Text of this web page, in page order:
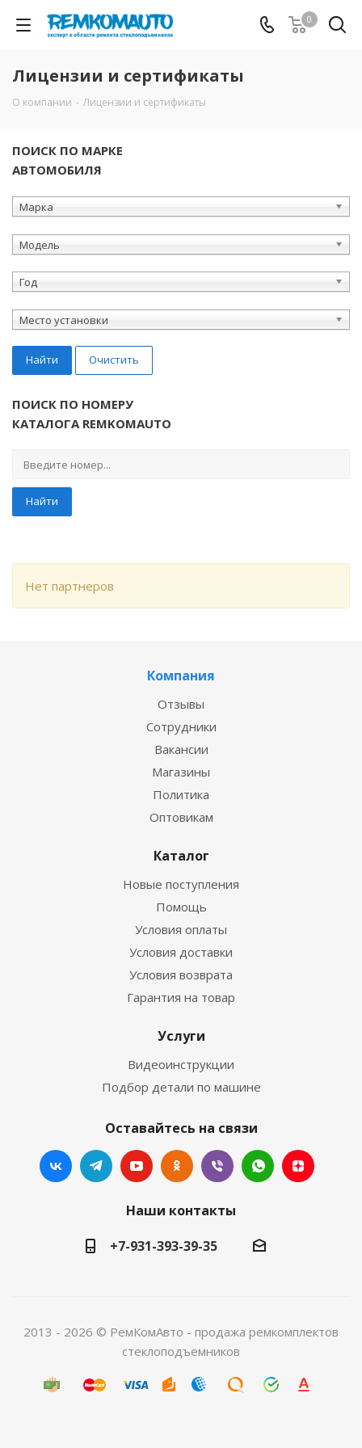
0
Лицензии и сертификаты
О компании - Лицензии и сертификаты
ПОИСК ПО МАРКЕ
АВТОМОБИЛЯ
Марка
Модель
Год
Место установки
Найти Очистить
ПОИСК ПО НОМЕРУ
КАТАЛОГА REMKOMAUTO
Найти
Нет партнеров
Компания
Отзывы
Сотрудники
Вакансии
Магазины
Политика
Оптовикам
Каталог
Новые поступления
Помощь
Условия оплаты
Условия доставки
Условия возврата
Гарантия на товар
Услуги
Видеоинструкции
Подбор детали по машине
Оставайтесь на связи
Наши контакты
+7-931-393-39-35
2013 - 2026 © РемКомАвто - продажа ремкомплектов
стеклоподъемников